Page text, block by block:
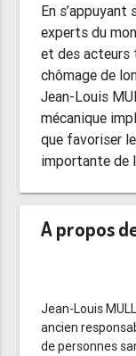
En
experts du
et des acteurs
chômage de
Jean-Louis
mécanique
que favoriser
importante de
A propos
Jean-Louis
ancien
de personnes